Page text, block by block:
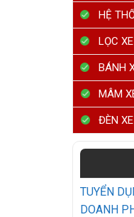
HỆ
LỌC
BÁNH
MÂM
ĐÈN
TUYỂN
DOANH